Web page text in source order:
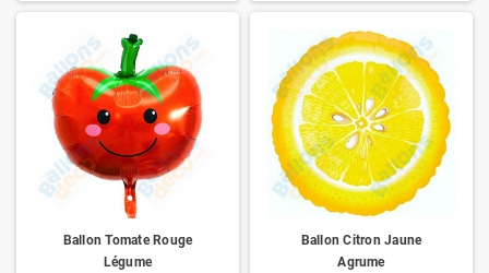
Ballon Tomate Rouge
Légume
Ballon Citron Jaune
Agrume